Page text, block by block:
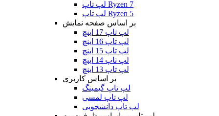
لپ تاپ Ryzen 7
لپ تاپ Ryzen 5
بر اساس صفحه نمایش
لپ تاپ 17 اینچ
لپ تاپ 16 اینچ
لپ تاپ 15 اینچ
لپ تاپ 14 اینچ
لپ تاپ 13 اینچ
بر اساس کاربری
لپ تاپ گیمینگ
لپ تاپ لمسی
لپ تاپ دانشجویی